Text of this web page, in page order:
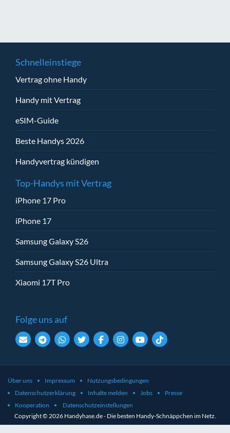
Schnelleinstiege
Vertrag ohne Handy
Handy mit Vertrag
eSIM-Guide
Beste Handys 2026
Handyvertrag kündigen
Top-Handys mit Vertrag
iPhone 17 Pro
iPhone 17
Samsung Galaxy S26
Samsung Galaxy S26 Ultra
Xiaomi 17T Pro
Folge uns auf
Über uns Impressum
Nutzungsbedingungen
Datenschutzerklärung
Inhalte melden Jobs
Presse
Kooperation
Datenschutzeinstellungen
Copyright © 2026 Handyhase.de - Die besten Handy-Schnäppchen im Netz.